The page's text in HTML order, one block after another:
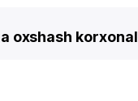
oxshash